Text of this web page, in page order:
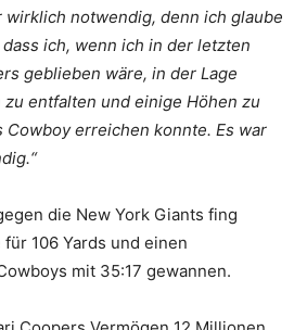
wirklich notwendig, denn ich glaube
ich, wenn ich in der letzten
geblieben wäre, in der Lage
entfalten und einige Höhen zu
erreichen konnte. Es war
die New York Giants fing
106 Yards und einen
mit 35:17 gewannen.